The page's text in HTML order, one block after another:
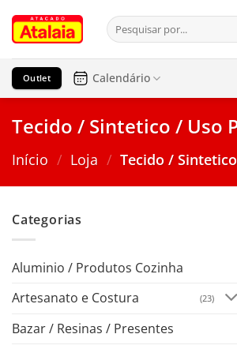
para
conteúdo
Pesquisar
por:
Outlet Calendário
Tecido / Sintetico / Uso
Início / Loja / Tecido /
Categorias
Aluminio / Produtos Cozinha
Artesanato e Costura (23)
Bazar / Resinas / Presentes